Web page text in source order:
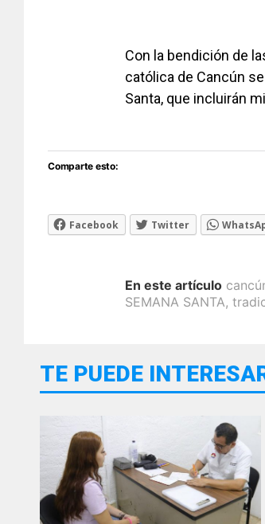
Con la bendición de
católica de Cancún
Santa, que incluirán
Comparte esto:
Facebook Twitter
En este artículo
SEMANA SANTA,
TE PUEDE